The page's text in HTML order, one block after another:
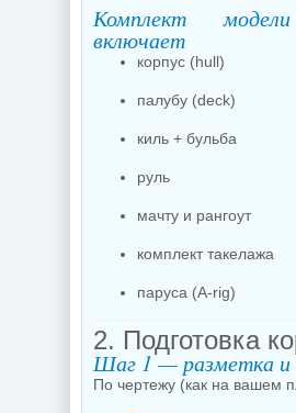
Комплект
включает
корпус (hull)
палубу (deck)
киль + бульба
руль
мачту и рангоут
комплект такелажа
паруса (A-rig)
2. Подготовка
Шаг 1 — разметка и
По чертежу (как на вашем